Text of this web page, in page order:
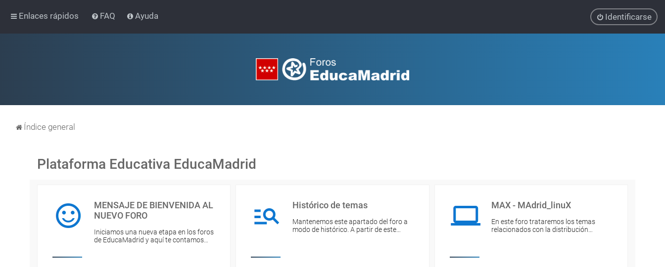
Enlaces rápidos FAQ Ayuda Identificarse
Índice general
Plataforma Educativa EducaMadrid
MENSAJE DE BIENVENIDA AL
NUEVO FORO
Iniciamos una nueva etapa en los foros
de EducaMadrid y aquí te contamos…
Histórico de temas
Mantenemos este apartado del foro a
modo de histórico. A partir de este…
MAX - MAdrid_linuX
En este foro trataremos los temas
relacionados con la distribución…